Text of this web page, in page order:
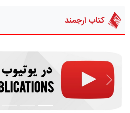
کتاب ارجمند
قبلی